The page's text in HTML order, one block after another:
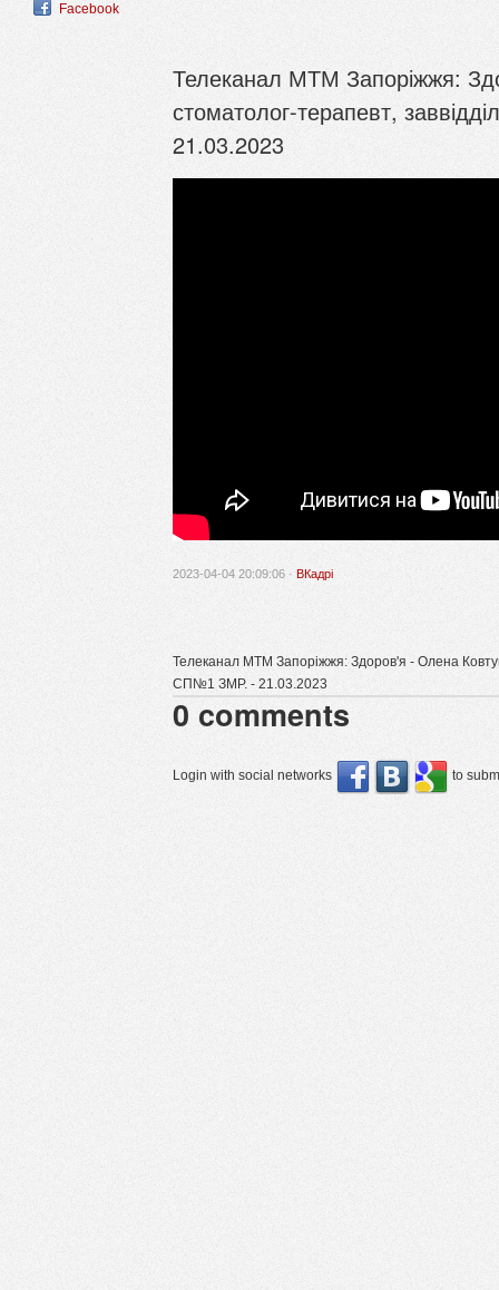
Facebook
Телеканал МТМ Запоріжжя:
стоматолог-терапевт,
21.03.2023
2023-04-04 20:09:06 · ВКадрі
Телеканал МТМ Запоріжжя: Здоров'я - Олена
СП№1 ЗМР. - 21.03.2023
0 comments
Login with social networks to